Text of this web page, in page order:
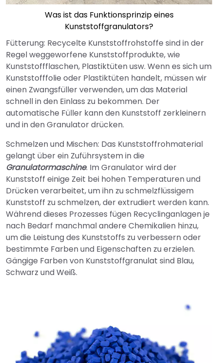
Was ist das Funktionsprinzip eines
Kunststoffgranulators?
Fütterung: Recycelte Kunststoffrohstoffe sind in der
Regel weggeworfene Kunststoffprodukte, wie
Kunststoffflaschen, Plastiktüten usw. Wenn es sich um
Kunststofffolie oder Plastiktüten handelt, müssen wir
einen Zwangsfüller verwenden, um das Material
schnell in den Einlass zu bekommen. Der
automatische Füller kann den Kunststoff zerkleinern
und in den Granulator drücken.
Schmelzen und Mischen: Das Kunststoffrohmaterial
gelangt über ein Zuführsystem in die
Granulatormaschine. Im Granulator wird der
Kunststoff einige Zeit bei hohen Temperaturen und
Drücken verarbeitet, um ihn zu schmelzflüssigem
Kunststoff zu schmelzen, der extrudiert werden kann.
Während dieses Prozesses fügen Recyclinganlagen je
nach Bedarf manchmal andere Chemikalien hinzu,
um die Leistung des Kunststoffs zu verbessern oder
bestimmte Farben und Eigenschaften zu erzielen.
Gängige Farben von Kunststoffgranulat sind Blau,
Schwarz und Weiß.